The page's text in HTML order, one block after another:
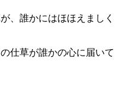
、誰かにはほほえましく
仕草が誰かの心に届いて